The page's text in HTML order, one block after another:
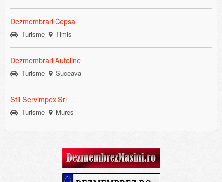
Dezmembrari Cepsa
Turisme Timis
Dezmembrari Autoline
Turisme Suceava
Stil Servimpex Srl
Turisme Mures